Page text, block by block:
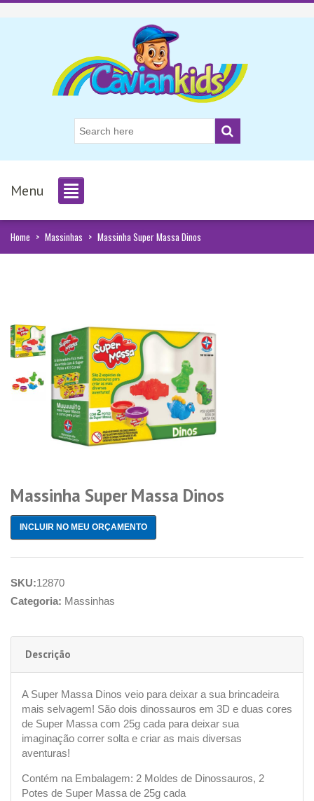
Menu
Home > Massinhas > Massinha Super Massa Dinos
Massinha Super Massa Dinos
INCLUIR NO MEU ORÇAMENTO
SKU:12870
Categoria: Massinhas
Descrição
A Super Massa Dinos veio para deixar a sua brincadeira
mais selvagem! São dois dinossauros em 3D e duas cores
de Super Massa com 25g cada para deixar sua
imaginação correr solta e criar as mais diversas
aventuras!
Contém na Embalagem: 2 Moldes de Dinossauros, 2
Potes de Super Massa de 25g cada